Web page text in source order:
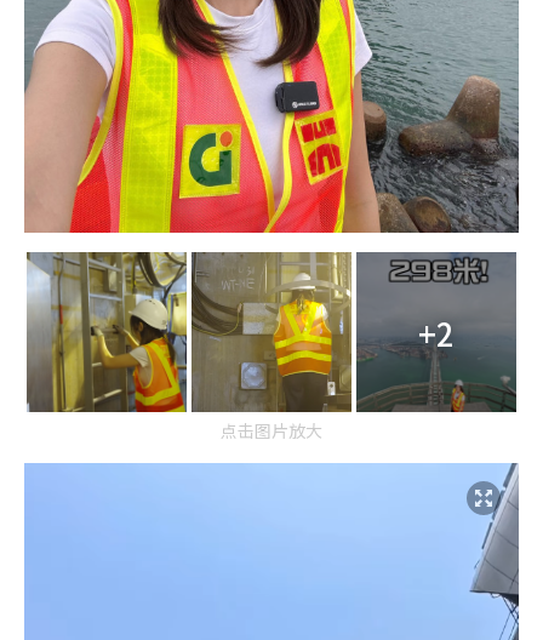
+2
点击图片放大